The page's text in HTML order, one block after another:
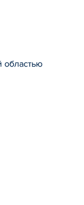
областью